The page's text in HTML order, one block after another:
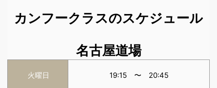
カンフークラスのスケジュール
名古屋道場
火曜日 19:15 〜 20:45